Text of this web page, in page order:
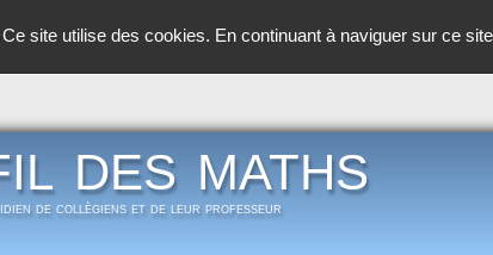
Ce site utilise des cookies. En continuant à naviguer sur ce
des maths
de collègiens et de leur professeur